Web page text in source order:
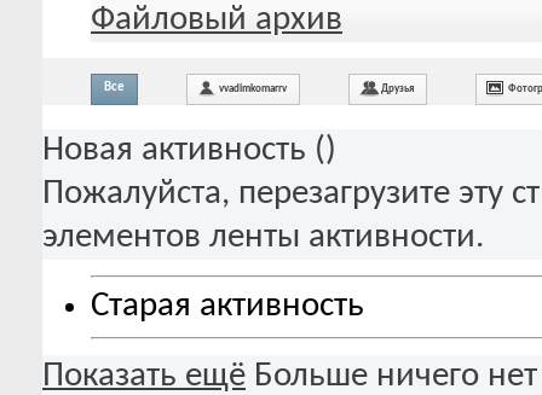
Файловый архив
Все vvadimkomarrv Друзья
Новая активность ()
Пожалуйста, перезагрузите эту
элементов ленты активности.
Старая активность
Показать ещё Больше ничего нет